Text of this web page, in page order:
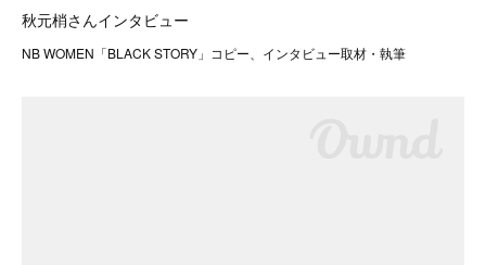
秋元梢さんインタビュー
NB WOMEN「BLACK STORY」コピー、インタビュー取材・執筆